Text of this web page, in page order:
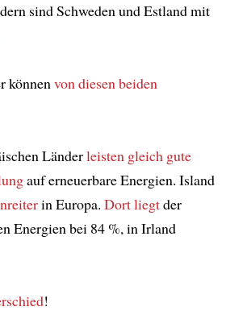
sind Schweden und Estland mit
könnenvon diesen beiden
Länderleisten gleich gute
auf erneuerbare Energien. Island
in Europa. Dortliegtder
Energien bei 84 %, in Irland
!